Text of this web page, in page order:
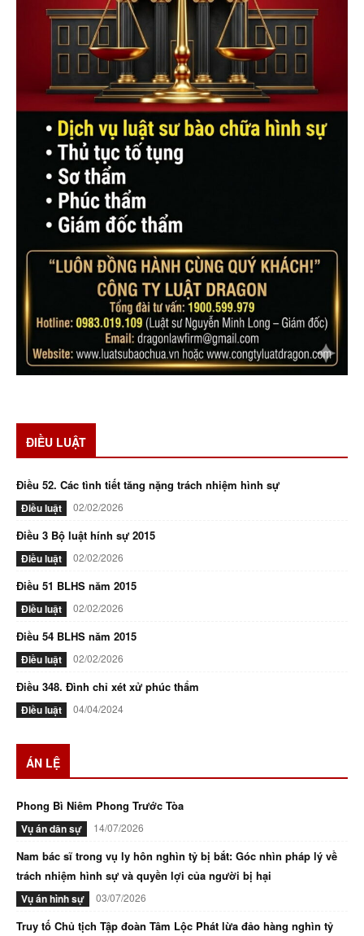
ĐIỀU LUẬT
Điều 52. Các tình tiết tăng nặng trách nhiệm hình sự
Điều luật 02/02/2026
Điều 3 Bộ luật hính sự 2015
Điều luật 02/02/2026
Điều 51 BLHS năm 2015
Điều luật 02/02/2026
Điều 54 BLHS năm 2015
Điều luật 02/02/2026
Điều 348. Đình chỉ xét xử phúc thẩm
Điều luật 04/04/2024
ÁN LỆ
Phong Bì Niêm Phong Trước Tòa
Vụ án dân sự 14/07/2026
Nam bác sĩ trong vụ ly hôn nghìn tỷ bị bắt: Góc nhìn pháp lý về
trách nhiệm hình sự và quyền lợi của người bị hại
Vụ án hình sự 03/07/2026
Truy tố Chủ tịch Tập đoàn Tâm Lộc Phát lừa đảo hàng nghìn tỷ